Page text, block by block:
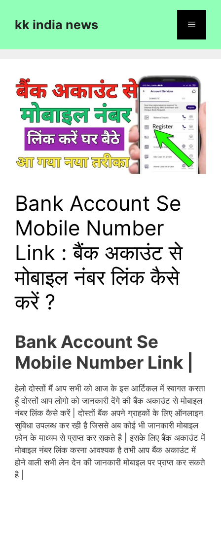
contentkk india news
Bank Account Se
Mobile Number
Link : बैंक अकाउंट से
मोबाइल नंबर लिंक कैसे
करें ?
Bank Account Se
Mobile Number Link |
हेलो दोस्तों मैं आप सभी को आज के इस आर्टिकल में स्वागत करता
हूँ दोस्तों आप लोगो को जानकारी देंगे की बैंक अकाउंट से मोबाइल
नंबर लिंक कैसे करें | दोस्तों बैंक अपने ग्राहकों के लिए ऑनलाइन
सुविधा उपलब्ध कर रही है जिससे अब कोई भी जानकारी मोबाइल
फ़ोन के माध्यम से प्राप्त कर सकते है | इसके लिए बैंक अकाउंट में
मोबाइल नंबर लिंक करना आवश्यक है तभी आप बैंक अकाउंट में
होने वाली सभी लेन देन की जानकारी मोबाइल पर प्राप्त कर सकते
है |